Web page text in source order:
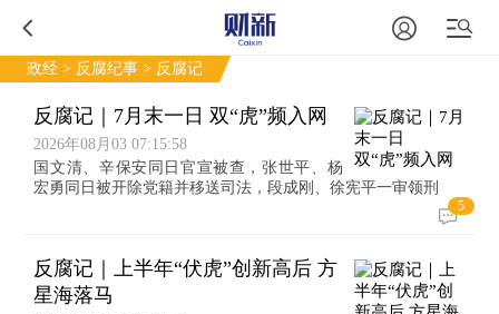
政经 > 反腐纪事 > 反腐记
反腐记｜7月末一日 双“虎”频入网
2026年08月03 07:15:58
国文清、辛保安同日官宣被查，张世平、杨
宏勇同日被开除党籍并移送司法，段成刚、徐宪平一审领刑
5
反腐记｜上半年“伏虎”创新高后 方
星海落马